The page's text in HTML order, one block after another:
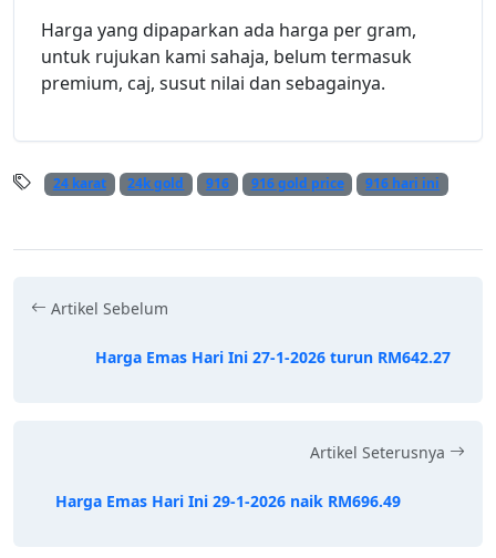
Harga yang dipaparkan ada harga per gram,
untuk rujukan kami sahaja, belum termasuk
premium, caj, susut nilai dan sebagainya.
24 karat 24k gold 916 916 gold price 916 hari ini
Artikel Sebelum
Harga Emas Hari Ini 27-1-2026 turun RM642.27
Artikel Seterusnya
Harga Emas Hari Ini 29-1-2026 naik RM696.49